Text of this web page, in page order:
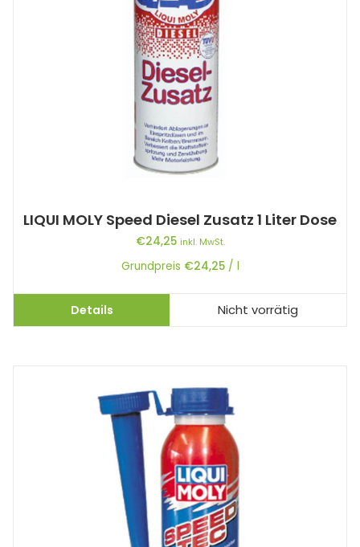
LIQUI MOLY Speed Diesel Zusatz 1 Liter Dose
€24,25 inkl. MwSt.
Grundpreis €24,25/ l
Details Nicht vorrätig